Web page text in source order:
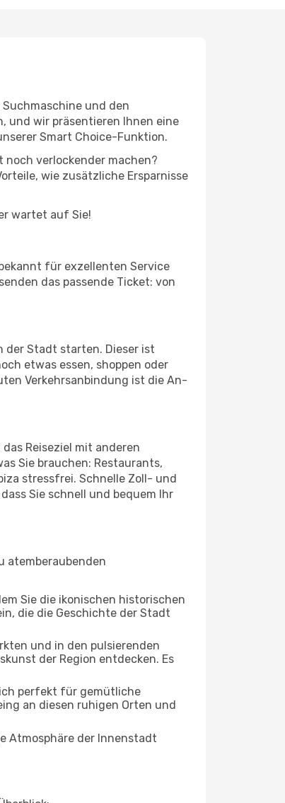
und den
und wir präsentieren Ihnen eine
Smart Choice-Funktion.
noch verlockender machen?
wie zusätzliche Ersparnisse
wartet auf Sie!
für exzellenten Service
das passende Ticket: von
der Stadt starten. Dieser ist
etwas essen, shoppen oder
Verkehrsanbindung ist die An-
Reiseziel mit anderen
Sie brauchen: Restaurants,
stressfrei. Schnelle Zoll- und
Sie schnell und bequem Ihr
atemberaubenden
Sie die ikonischen historischen
die die Geschichte der Stadt
und in den pulsierenden
der Region entdecken. Es
perfekt für gemütliche
an diesen ruhigen Orten und
Atmosphäre der Innenstadt